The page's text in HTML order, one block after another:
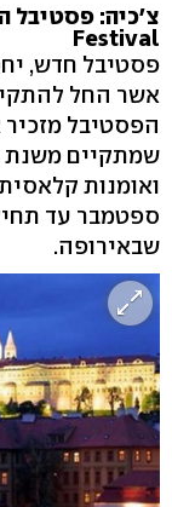
Festival
פסטיבל חדש,
הפסטיבל
ואומנות
ספטמבר עד
שבאירופה.